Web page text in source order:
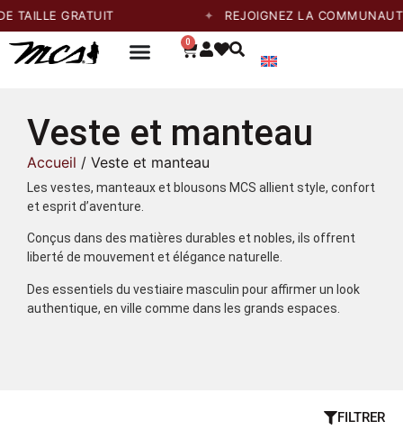
GRATUIT REJOIGNEZ LA COMMUNAUTÉ ET
0
Veste et manteau
Accueil / Veste et manteau
Les vestes, manteaux et blousons MCS allient style, confort
et esprit d’aventure.
Conçus dans des matières durables et nobles, ils offrent
liberté de mouvement et élégance naturelle.
Des essentiels du vestiaire masculin pour affirmer un look
authentique, en ville comme dans les grands espaces.
FILTRER